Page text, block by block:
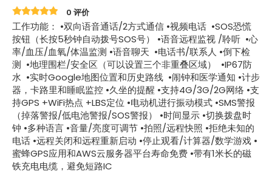
0 评价
工作功能： •双向语音通话/2方式通信 •视频电话 •SOS恐慌
按钮（长按5秒钟自动拨号SOS号） •语音远程监视 /聆听 •心
率/血压/血氧/体温监测 •语音聊天 •电话书/联系人 •倒下检
测 •地理围栏/安全区（可以设置三个非重叠区域） •IP67防
水 •实时Google地图位置和历史路线 •闹钟和医学通知 •计步
器，卡路里和睡眠监控 •久坐的提醒 •支持4G/3G/2G网络 •支
持GPS +WiFi热点 +LBS定位 •电动机进行振动模式 •SMS警报
（掉落警报/低电池警报/SOS警报） •时间显示 •切换拨盘时
钟 •多种语言 •音量/亮度可调节 •拍照/远程快照 •拒绝未知的
电话 •远程关闭和远程重新启动 •停止观看/计算器/数学游戏 •
蜜蜂GPS应用和AWS云服务器平台寿命免费 •带有1米长的磁
铁充电电缆，避免短路IC